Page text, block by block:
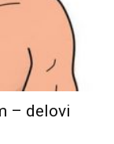
– delovi